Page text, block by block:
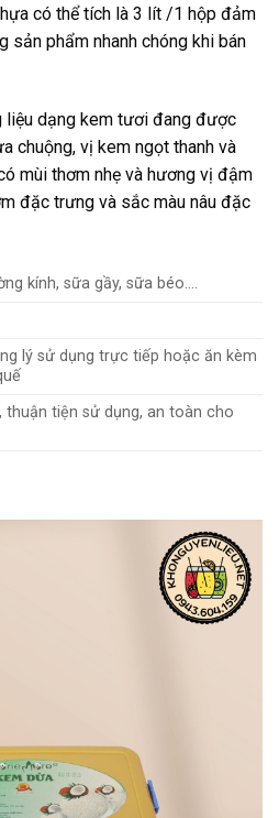
có thể tích là 3 lít /1 hộp đảm
sản phẩm nhanh chóng khi bán
liệu dạng kem tươi đang được
chuộng, vị kem ngọt thanh và
mùi thơm nhẹ và hương vị đậm
đặc trưng và sắc màu nâu đặc
kính, sữa gầy, sữa béo….
lý sử dụng trực tiếp hoặc ăn kèm
thuận tiện sử dụng, an toàn cho